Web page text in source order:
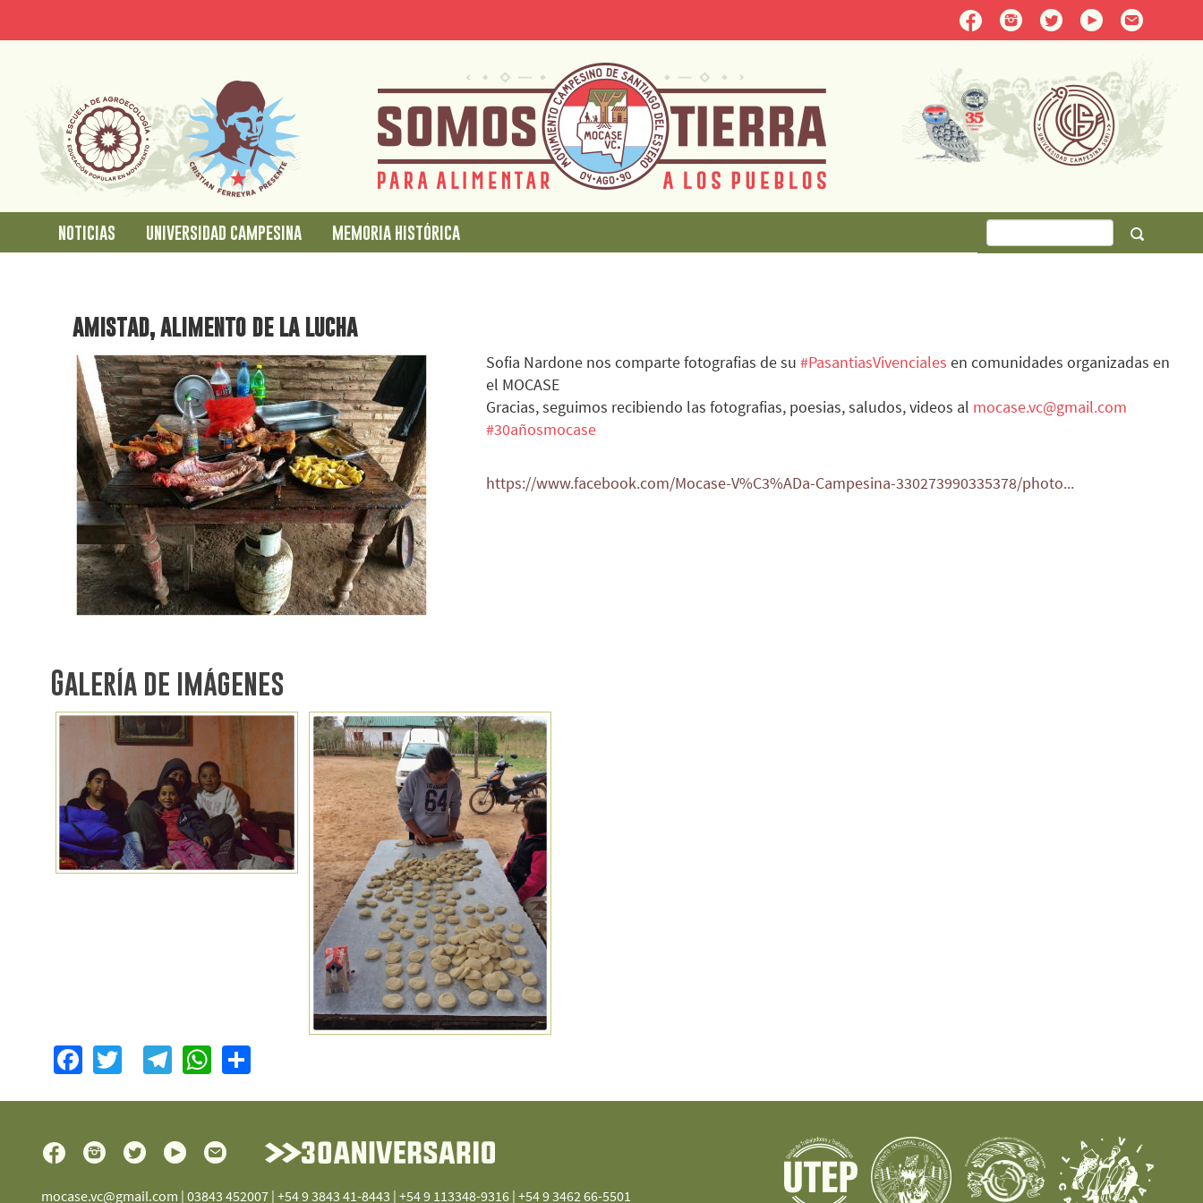
contenido
main
noticias universidad campesina memoria histórica
amistad, alimento de la lucha
Sofia Nardone nos comparte fotografias de su #PasantiasVivenciales en comunidades organizadas en
el MOCASE
Gracias, seguimos recibiendo las fotografias, poesias, saludos, videos al mocase.vc@gmail.com
#30añosmocase
https://www.facebook.com/Mocase-V%C3%ADa-Campesina-330273990335378/photo...
Galería de imágenes
Facebook
TwitterTelegram
WhatsApp
mocase.vc@gmail.com | 03843 452007 | +54 9 3843 41-8443 | +54 9 113348-9316 | +54 9 3462 66-5501